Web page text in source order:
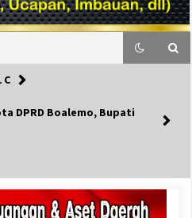
C
DPRD Boalemo, Bupati